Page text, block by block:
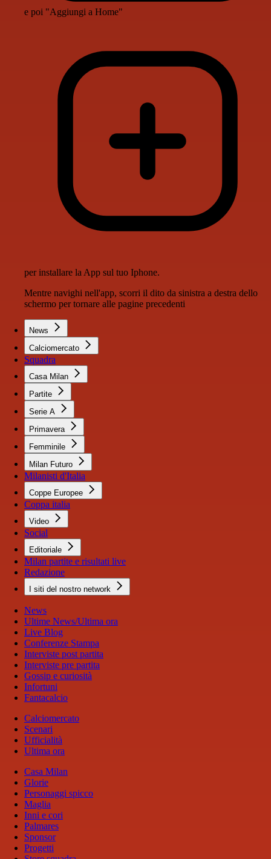
e poi "Aggiungi a Home"
per installare la App sul tuo Iphone.
Mentre navighi nell'app, scorri il dito da sinistra a destra dello
schermo per tornare alle pagine precedenti
News
Calciomercato
Squadra
Casa Milan
Partite
Serie A
Primavera
Femminile
Milan Futuro
Milanisti d'Italia
Coppe Europee
Coppa italia
Video
Social
Editoriale
Milan partite e risultati live
Redazione
I siti del nostro network
News
Ultime News/Ultima ora
Live Blog
Conferenze Stampa
Interviste post partita
Interviste pre partita
Gossip e curiosità
Infortuni
Fantacalcio
Calciomercato
Scenari
Ufficialità
Ultima ora
Casa Milan
Glorie
Personaggi spicco
Maglia
Inni e cori
Palmares
Sponsor
Progetti